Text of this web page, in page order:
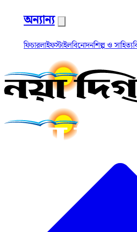
অন্যান্য
ফিচারলাইফস্টাইলবিনোদনশিল্প ও সাহিত্য